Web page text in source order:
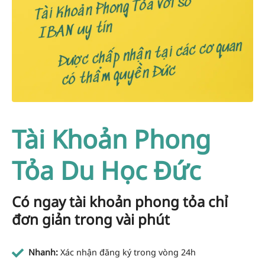
Tài Khoản Phong
Tỏa Du Học Đức
Có ngay tài khoản phong tỏa chỉ
đơn giản trong vài phút
Nhanh: Xác nhận đăng ký trong vòng 24h